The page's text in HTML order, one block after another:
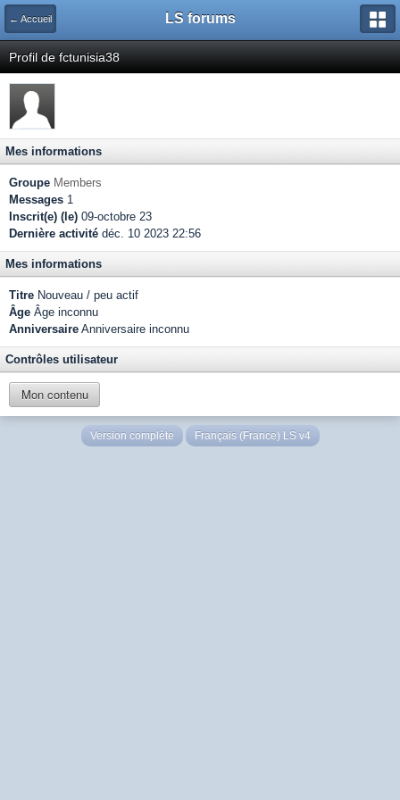
← Accueil LS forums
Profil de fctunisia38
Mes informations
Groupe Members
Messages 1
Inscrit(e) (le) 09-octobre 23
Dernière activité déc. 10 2023 22:56
Mes informations
Titre Nouveau / peu actif
Âge Âge inconnu
Anniversaire Anniversaire inconnu
Contrôles utilisateur
Mon contenu
Version complète Français (France) LS v4